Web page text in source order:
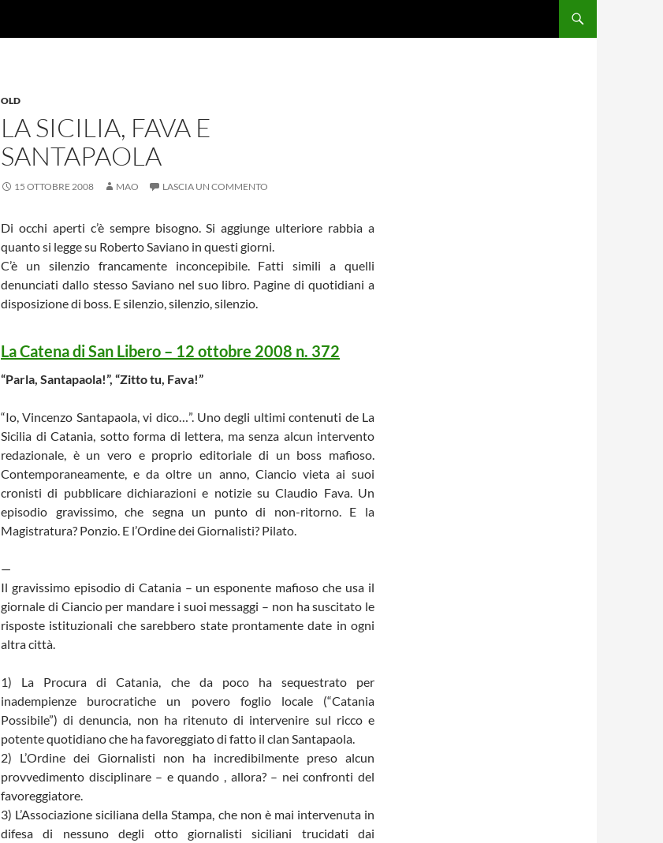
OLD
LA SICILIA, FAVA E
SANTAPAOLA
15 OTTOBRE 2008 MAO LASCIA UN COMMENTO
Di occhi aperti c’è sempre bisogno. Si aggiunge ulteriore rabbia a
quanto si legge su Roberto Saviano in questi giorni.
C’è un silenzio francamente inconcepibile. Fatti simili a quelli
denunciati dallo stesso Saviano nel suo libro. Pagine di quotidiani a
disposizione di boss. E silenzio, silenzio, silenzio.
La Catena di San Libero – 12 ottobre 2008 n. 372
“Parla, Santapaola!”, “Zitto tu, Fava!”
“Io, Vincenzo Santapaola, vi dico…”. Uno degli ultimi contenuti de La
Sicilia di Catania, sotto forma di lettera, ma senza alcun intervento
redazionale, è un vero e proprio editoriale di un boss mafioso.
Contemporaneamente, e da oltre un anno, Ciancio vieta ai suoi
cronisti di pubblicare dichiarazioni e notizie su Claudio Fava. Un
episodio gravissimo, che segna un punto di non-ritorno. E la
Magistratura? Ponzio. E l’Ordine dei Giornalisti? Pilato.
—
Il gravissimo episodio di Catania – un esponente mafioso che usa il
giornale di Ciancio per mandare i suoi messaggi – non ha suscitato le
risposte istituzionali che sarebbero state prontamente date in ogni
altra città.
1) La Procura di Catania, che da poco ha sequestrato per
inadempienze burocratiche un povero foglio locale (“Catania
Possibile”) di denuncia, non ha ritenuto di intervenire sul ricco e
potente quotidiano che ha favoreggiato di fatto il clan Santapaola.
2) L’Ordine dei Giornalisti non ha incredibilmente preso alcun
provvedimento disciplinare – e quando , allora? – nei confronti del
favoreggiatore.
3) L’Associazione siciliana della Stampa, che non è mai intervenuta in
difesa di nessuno degli otto giornalisti siciliani trucidati dai